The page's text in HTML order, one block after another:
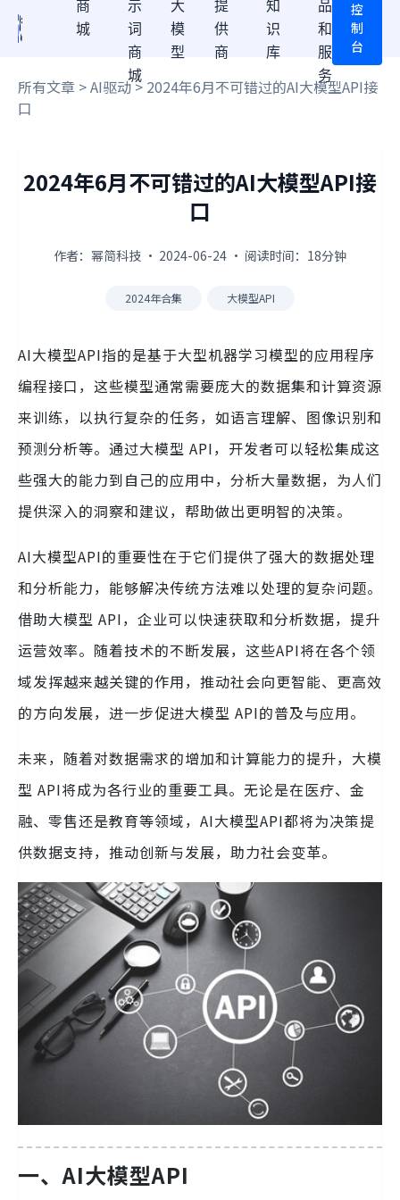
商
城
示
词
商
城
大
模
型
提
供
商
知
识
库
品
和
服
务
控
制
台
所有文章 >AI驱动> 2024年6月不可错过的AI大模型API接
口
2024年6月不可错过的AI大模型API接
口
作者：幂简科技 · 2024-06-24 · 阅读时间：18分钟
2024年合集 大模型API
AI大模型API指的是基于大型机器学习模型的应用程序
编程接口，这些模型通常需要庞大的数据集和计算资源
来训练，以执行复杂的任务，如语言理解、图像识别和
预测分析等。通过大模型 API，开发者可以轻松集成这
些强大的能力到自己的应用中，分析大量数据，为人们
提供深入的洞察和建议，帮助做出更明智的决策。
AI大模型API的重要性在于它们提供了强大的数据处理
和分析能力，能够解决传统方法难以处理的复杂问题。
借助大模型 API，企业可以快速获取和分析数据，提升
运营效率。随着技术的不断发展，这些API将在各个领
域发挥越来越关键的作用，推动社会向更智能、更高效
的方向发展，进一步促进大模型 API的普及与应用。
未来，随着对数据需求的增加和计算能力的提升，大模
型 API将成为各行业的重要工具。无论是在医疗、金
融、零售还是教育等领域，AI大模型API都将为决策提
供数据支持，推动创新与发展，助力社会变革。
一、AI大模型API